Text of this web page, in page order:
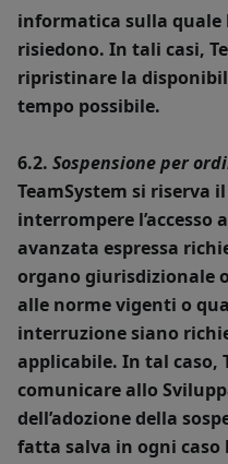
informatica sulla quale
risiedono. In tali casi,
ripristinare la
tempo possibile.
6.2. Sospensione per
TeamSystem si riserva
interrompere l’accesso
avanzata espressa
organo giurisdizionale
alle norme vigenti o
interruzione siano
applicabile. In tal caso,
comunicare allo
dell’adozione della
fatta salva in ogni